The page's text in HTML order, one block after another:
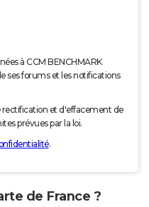
à CCM BENCHMARK
ses forums et les notifications
rectification et d'effacement de
prévues par la loi.
.
de France ?